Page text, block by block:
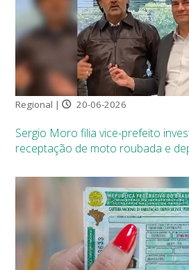
Regional | 20-06-2026
Sergio Moro filia vice-prefeito
receptação de moto roubada e